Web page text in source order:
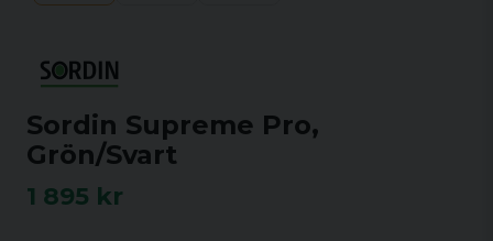
Sordin Supreme Pro,
Grön/Svart
1 895 kr